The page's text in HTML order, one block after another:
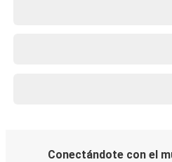
Conectándote con el